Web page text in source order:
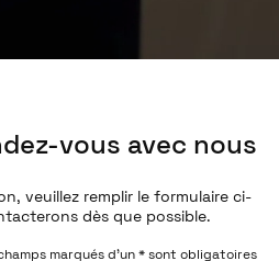
vous avec nous
veuillez remplir le formulaire ci-
dès que possible.
marqués d’un * sont obligatoires